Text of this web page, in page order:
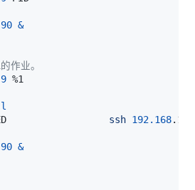
90 &
作业。
ssh 192.168
90 &